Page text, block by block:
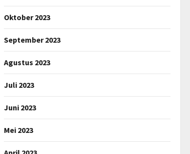
Oktober 2023
September 2023
Agustus 2023
Juli 2023
Juni 2023
Mei 2023